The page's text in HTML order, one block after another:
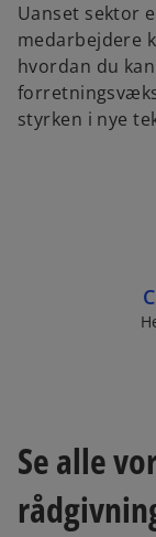
Uanset sektor
medarbejdere
hvordan du
styrken i nye
Se alle